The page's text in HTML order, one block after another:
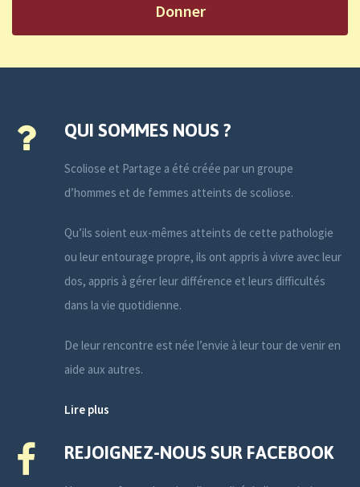
Donner
QUI SOMMES NOUS ?
Scoliose et Partage a été créée par un groupe
d’hommes et de femmes atteints de scoliose.
Qu’ils soient eux-mêmes atteints de cette pathologie
ou leur entourage propre, ils ont appris à vivre avec leur
dos, appris à gérer leur différence et leurs difficultés
dans la vie quotidienne.
De leur rencontre est née l’envie à leur tour de venir en
aide aux autres.
Lire plus
REJOIGNEZ-NOUS SUR FACEBOOK